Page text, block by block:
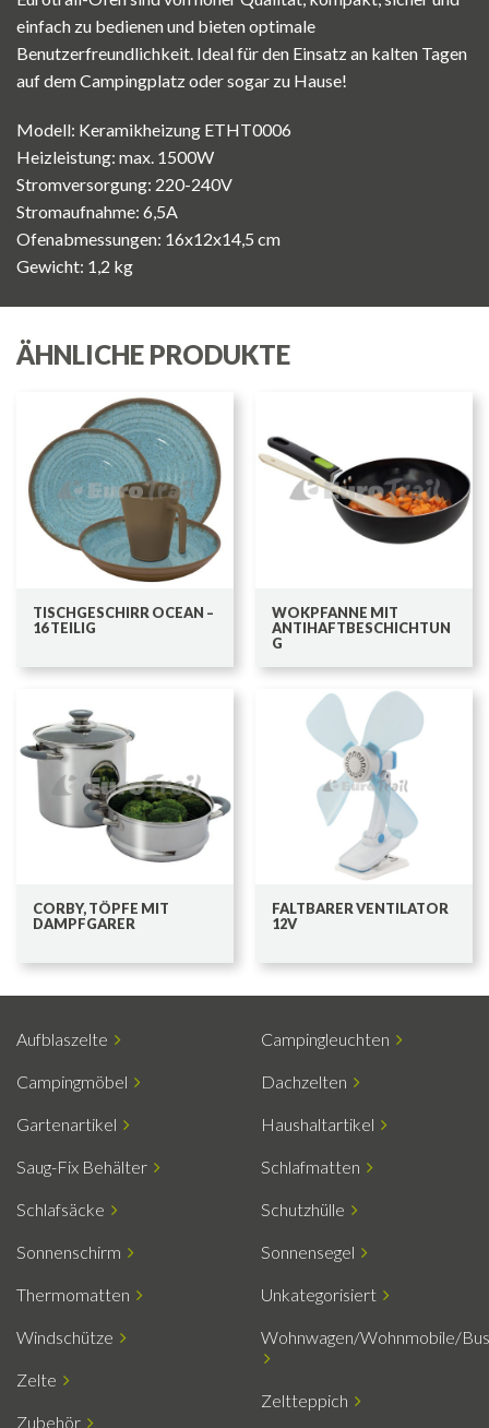
einfach zu bedienen und bieten optimale
Benutzerfreundlichkeit. Ideal für den Einsatz an kalten Tagen
auf dem Campingplatz oder sogar zu Hause!
Modell: Keramikheizung ETHT0006
Heizleistung: max. 1500W
Stromversorgung: 220-240V
Stromaufnahme: 6,5A
Ofenabmessungen: 16x12x14,5 cm
Gewicht: 1,2 kg
ÄHNLICHE PRODUKTE
TISCHGESCHIRR OCEAN –
16 TEILIG
WOKPFANNE MIT
ANTIHAFTBESCHICHTUN
G
CORBY, TÖPFE MIT
DAMPFGARER
FALTBARER VENTILATOR
12V
Aufblaszelte Campingleuchten
Campingmöbel Dachzelten
Gartenartikel Haushaltartikel
Saug-Fix Behälter Schlafmatten
Schlafsäcke Schutzhülle
Sonnenschirm Sonnensegel
Thermomatten Unkategorisiert
Windschütze Wohnwagen/Wohnmobile/Bus
Zelte
Zeltteppich
Zubehör